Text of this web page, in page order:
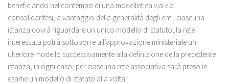
beneficiando nel contempo di una modellistica via via
consolidantesi, a vantaggio della generalità degli enti, ciascuna
istanza dovrà riguardare un unico modello di statuto; la rete
interessata potrà sottoporre all’approvazione ministeriale un
ulteriore modello successivamente alla definizione della precedente
istanza; in ogni caso, per ciascuna rete associativa sarà preso in
esame un modello di statuto alla volta.